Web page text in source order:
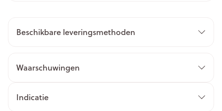
Beschikbare leveringsmethoden
Waarschuwingen
Indicatie